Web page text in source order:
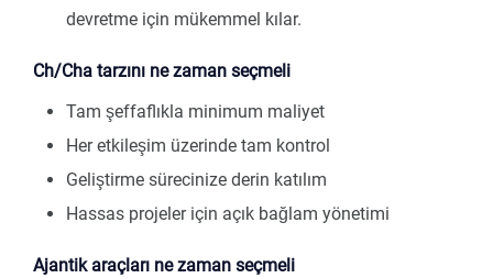
devretme için mükemmel kılar.
Ch/Cha tarzını ne zaman seçmeli
Tam şeffaflıkla minimum maliyet
Her etkileşim üzerinde tam kontrol
Geliştirme sürecinize derin katılım
Hassas projeler için açık bağlam yönetimi
Ajantik araçları ne zaman seçmeli